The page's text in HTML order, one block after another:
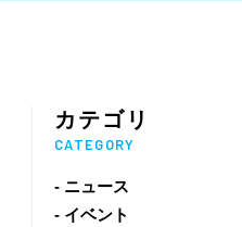
カテゴリ
CATEGORY
- ニュース
- イベント